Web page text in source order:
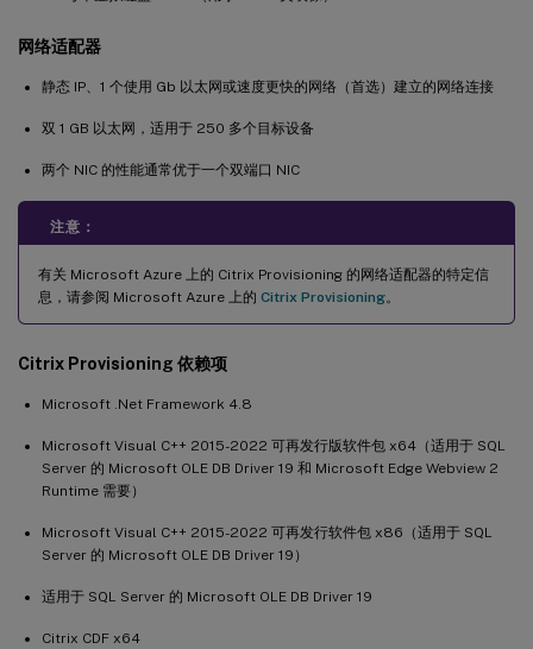
网络适配器
静态 IP、1 个使用 Gb 以太网或速度更快的网络（首选）建立的网络连接
双 1 GB 以太网，适用于 250 多个目标设备
两个 NIC 的性能通常优于一个双端口 NIC
注意：
有关 Microsoft Azure 上的 Citrix Provisioning 的网络适配器的特定信
息，请参阅 Microsoft Azure 上的 Citrix Provisioning。
Citrix Provisioning 依赖项
Microsoft .Net Framework 4.8
Microsoft Visual C++ 2015-2022 可再发行版软件包 x64（适用于 SQL
Server 的 Microsoft OLE DB Driver 19 和 Microsoft Edge Webview 2
Runtime 需要）
Microsoft Visual C++ 2015-2022 可再发行软件包 x86（适用于 SQL
Server 的 Microsoft OLE DB Driver 19）
适用于 SQL Server 的 Microsoft OLE DB Driver 19
Citrix CDF x64